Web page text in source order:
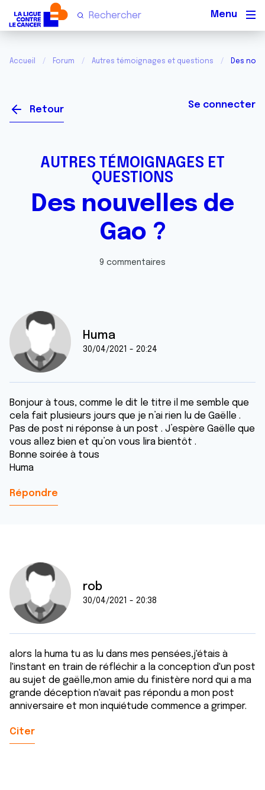
Accueil Forum Autres témoignages et questions Des
Retour Se connecter
AUTRES TÉMOIGNAGES ET
QUESTIONS
Des nouvelles de
Gao ?
9 commentaires
Huma
30/04/2021 - 20:24
Bonjour à tous, comme le dit le titre il me semble que
cela fait plusieurs jours que je n’ai rien lu de Gaëlle .
Pas de post ni réponse à un post . J’espère Gaëlle que
vous allez bien et qu’on vous lira bientôt .
Bonne soirée à tous
Huma
Répondre
rob
30/04/2021 - 20:38
alors la huma tu as lu dans mes pensées,j'étais à
l'instant en train de réfléchir a la conception d'un post
au sujet de gaëlle,mon amie du finistère nord qui a ma
grande déception n'avait pas répondu a mon post
anniversaire et mon inquiétude commence a grimper.
Citer